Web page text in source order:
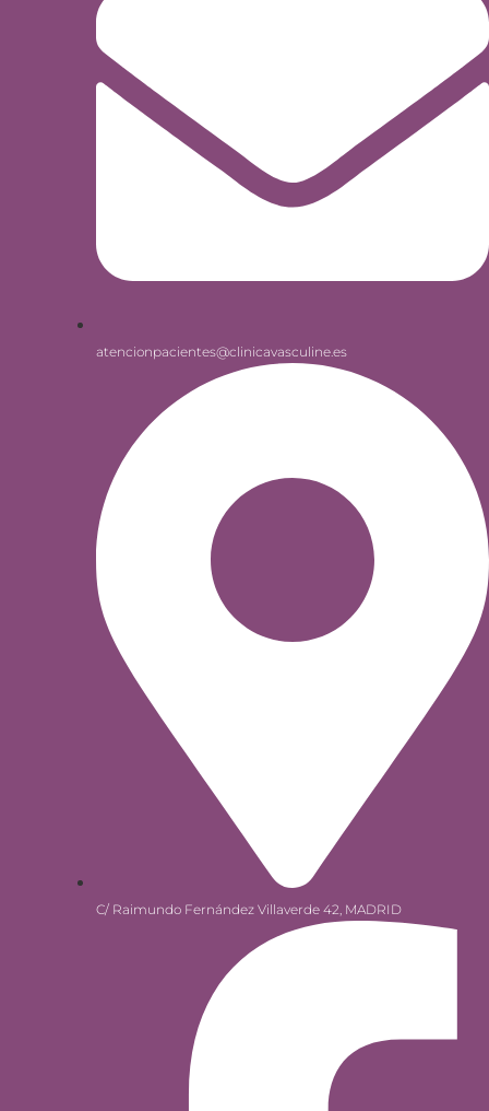
atencionpacientes@clinicavasculine.es
C/ Raimundo Fernández Villaverde 42, MADRID